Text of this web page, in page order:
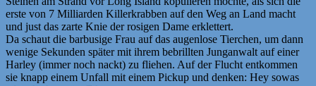
erste von 7 Milliarden Killerkrabben auf den Weg an Land macht
und just das zarte Knie der rosigen Dame erklettert.
Da schaut die barbusige Frau auf das augenlose Tierchen, um dann
wenige Sekunden später mit ihrem bebrillten Junganwalt auf einer
Harley (immer noch nackt) zu fliehen. Auf der Flucht entkommen
sie knapp einem Unfall mit einem Pickup und denken: Hey sowas